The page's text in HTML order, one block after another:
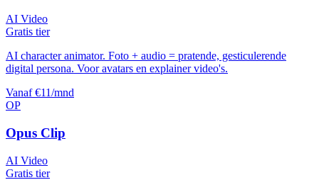
AI Video
Gratis tier
AI character animator. Foto + audio = pratende, gesticulerende
digital persona. Voor avatars en explainer video's.
Vanaf €11/mnd
OP
Opus Clip
AI Video
Gratis tier